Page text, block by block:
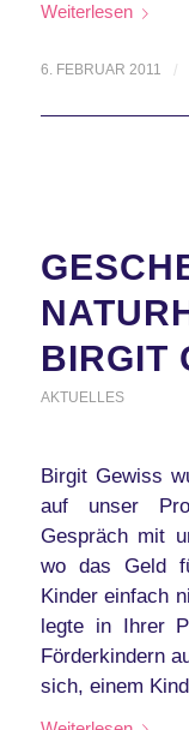
Weiterlesen
6. FEBRUAR 2011 /
BIRGIT
AKTUELLES
Birgit Gewiss
auf unser
Gespräch mit
wo das Geld
Kinder einfach
legte in Ihrer
Förderkindern
sich, einem